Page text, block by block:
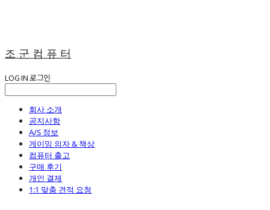
조 군 컴 퓨 터
LOG IN로그인
회사 소개
공지사항
A/S 정보
게이밍 의자 & 책상
컴퓨터 출고
구매 후기
개인 결제
1:1 맞춤 견적 요청